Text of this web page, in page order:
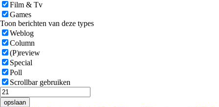
Film & Tv
Games
Toon berichten van deze types
Weblog
Column
(P)review
Special
Poll
Scrollbar gebruiken
opslaan